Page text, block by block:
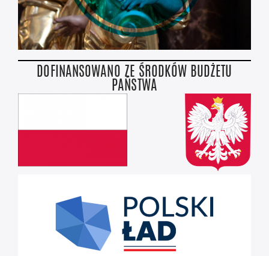
DOFINANSOWANO ZE ŚRODKÓW BUDŻETU
PAŃSTWA